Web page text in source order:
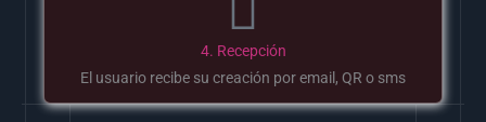
4. Recepción
El usuario recibe su creación por email, QR o sms